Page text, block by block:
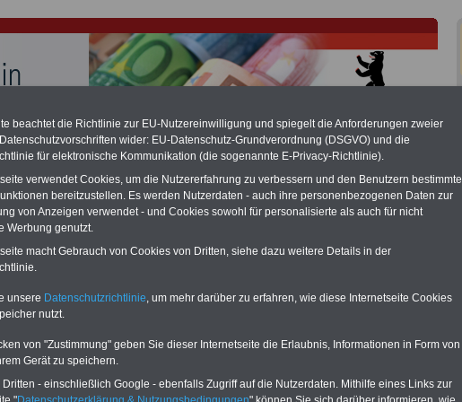
für Beamte und Ruhestandsbeamte (zu geringe Alimentation)
hat die Berliner Landesbesoldung für verfassungs-widrig
muss bisMärz 2027 eine Neuregelung der Besoldung beschließen). Auch beim
& Ruhestandsbeamte) gibt es teilweise hohe Nachzahlungen (Medienberichten
füralle (!) Beamtezwischenmind. 3.000 und 13.000 Euro, Der INFO-
hierzu eine Broschüre heraus, die unmittelbar nach dem Beschluss des
der Bundesregierung vorgelegt wird (wahrscheinlich im Quartal.2026
der Broschüre.
Beamte und den öffentlichen Dienst in Berlin: Gefahr im
mit drei Ratgebern für nur
für Beamtinnen
versorgungsrecht
sowie Beihilferecht in Bund und
PDF-SERVICE: 10 Bücher bzw. eBooks zu
DienstZum Komplettpreis von 15 Euro im Jahr
können Sie zehn Bücher als eBook
beachtet die Richtlinie zur EU-Nutzereinwilligung und spiegelt die Anforderungen zweier
wider: EU-Datenschutz-Grundverordnung (DSGVO) und die
für elektronische Kommunikation (die sogenannte E-Privacy-Richtlinie).
verwendet Cookies, um die Nutzererfahrung zu verbessern und den Benutzern bestimmte
bereitzustellen. Es werden Nutzerdaten - auch ihre personenbezogenen Daten zur
von Anzeigen verwendet - und Cookies sowohl für personalisierte als auch für nicht
Werbung genutzt.
macht Gebrauch von Cookies von Dritten, siehe dazu weitere Details in der
unsere Datenschutzrichtlinie , um mehr darüber zu erfahren, wie diese Internetseite Cookies
nutzt.
von "Zustimmung" geben Sie dieser Internetseite die Erlaubnis, Informationen in Form von
Gerät zu speichern.
- einschließlich Google - ebenfalls Zugriff auf die Nutzerdaten. Mithilfe eines Links zur